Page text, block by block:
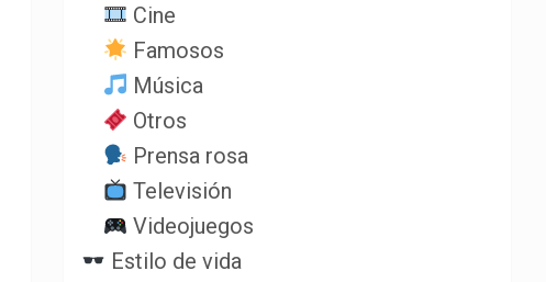
Cine
Famosos
Música
Otros
Prensa rosa
Televisión
Videojuegos
Estilo de vida